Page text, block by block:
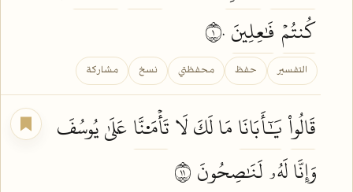
كُنتُمۡ فَٰعِلِينَ
التفسير حفظ محفظتي نسخ مشاركة
قَالُواْ يَٰٓأَبَانَامَا لَكَ لَاتَأۡمَ۬نَّاعَلَىٰ يُوسُفَ
وَإِنَّا لَهُۥلَنَٰصِحُونَ